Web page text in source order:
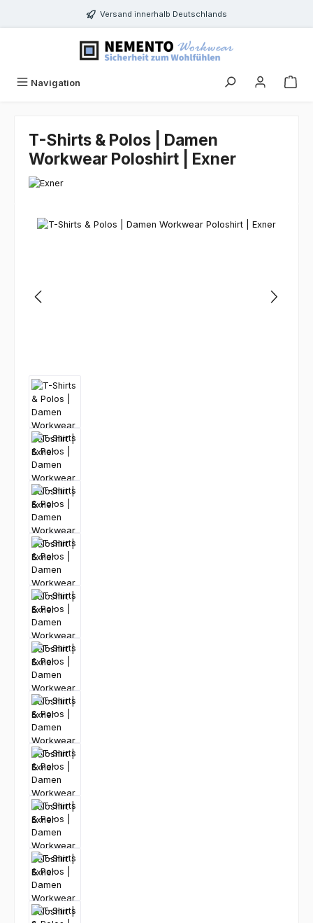
Zum Hauptinhalt springenVersand innerhalb Deutschlands
Navigation
T-Shirts & Polos | Damen
Workwear Poloshirt | Exner
Bildergalerie überspringen